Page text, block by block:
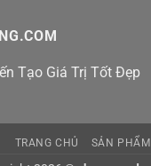
Tạo Giá Trị Tốt Đẹp
TRANG CHỦ SẢN PHẨM